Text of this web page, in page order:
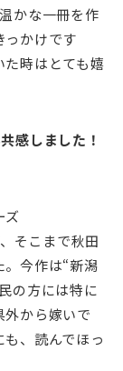
かな一冊を作
っかけです
時はとても嬉
感しました！
ズ
そこまで秋田
今作は“新潟
の方には特に
から嫁いで
、読んでほっ